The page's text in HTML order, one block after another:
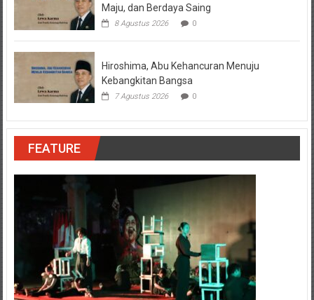
Maju, dan Berdaya Saing
8 Agustus 2026 0
Hiroshima, Abu Kehancuran Menuju
Kebangkitan Bangsa
7 Agustus 2026 0
FEATURE